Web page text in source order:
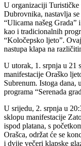
U organizaciji Turističke
Dubrovnika, nastavlja
“Ulicama našeg Grada”
kao i tradicionalnih
“Koločepsko ljeto”.
nastupa klapa na
U utorak, 1. srpnja u 21
manifestacije Oraško
Subrenum. Istoga dana,
programa “Serenada
U srijedu, 2. srpnja u
sklopu manifestacije
ispod platana, s
Orašca, održat će se
i dvije večeri klapske